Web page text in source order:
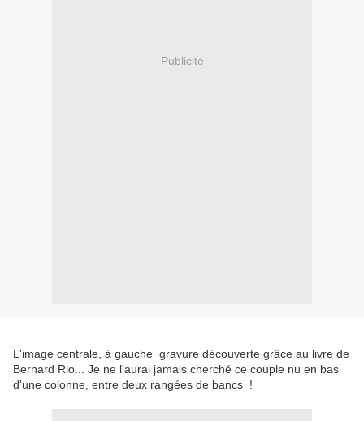
Publicité
L'image centrale, à gauche gravure découverte grâce au livre de
Bernard Rio... Je ne l'aurai jamais cherché ce couple nu en bas
d'une colonne, entre deux rangées de bancs !